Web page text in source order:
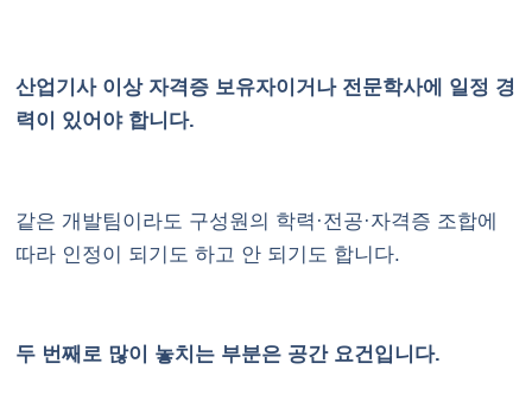
산업기사 이상 자격증 보유자이거나 전문학사에 일정 경
력이 있어야 합니다.
같은 개발팀이라도 구성원의 학력·전공·자격증 조합에
따라 인정이 되기도 하고 안 되기도 합니다.
두 번째로 많이 놓치는 부분은 공간 요건입니다.